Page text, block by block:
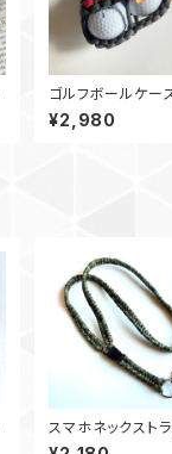
ゴルフボールケ
ティーホルダー GR
¥2,980
スマホネックストラ
スマホショルダー